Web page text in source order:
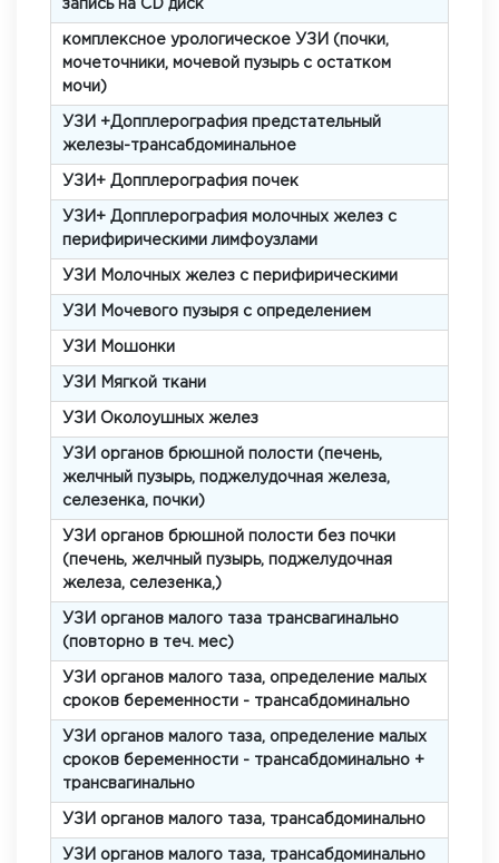
запись на CD диск
комплексное урологическое УЗИ (почки,
мочеточники, мочевой пузырь с остатком
мочи)
УЗИ +Допплерография предстательный
железы-трансабдоминальное
УЗИ+ Допплерография почек
УЗИ+ Допплерография молочных желез с
перифирическими лимфоузлами
УЗИ Молочных желез с перифирическими
УЗИ Мочевого пузыря с определением
УЗИ Мошонки
УЗИ Мягкой ткани
УЗИ Околоушных желез
УЗИ органов брюшной полости (печень,
желчный пузырь, поджелудочная железа,
селезенка, почки)
УЗИ органов брюшной полости без почки
(печень, желчный пузырь, поджелудочная
железа, селезенка,)
УЗИ органов малого таза трансвагинально
(повторно в теч. мес)
УЗИ органов малого таза, определение малых
сроков беременности - трансабдоминально
УЗИ органов малого таза, определение малых
сроков беременности - трансабдоминально +
трансвагинально
УЗИ органов малого таза, трансабдоминально
УЗИ органов малого таза, трансабдоминально